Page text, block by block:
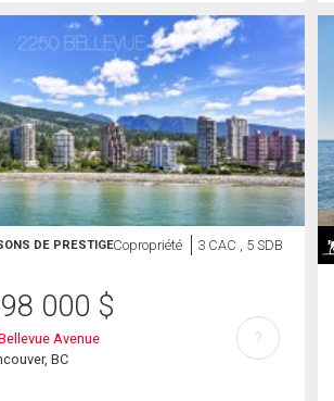
DE PRESTIGECopropriété 3 CAC , 5 SDB
000 $
Avenue
BC
?